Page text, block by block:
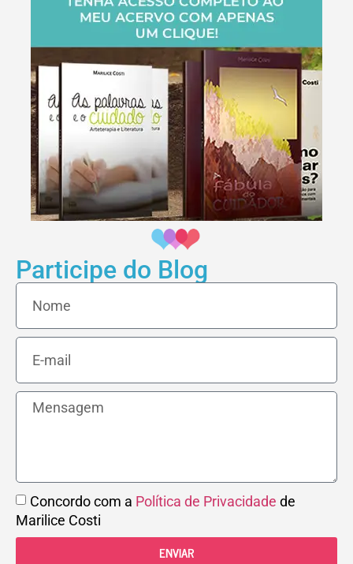
Participe do Blog
Concordo com a Política de Privacidade de
Marilice Costi
ENVIAR